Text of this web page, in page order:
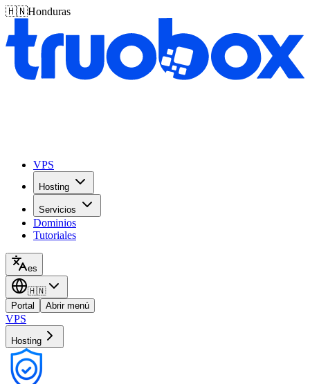
🇭🇳Honduras
VPS
Hosting
Servicios
Dominios
Tutoriales
es
🇭🇳
Portal
Abrir menú
VPS
Hosting